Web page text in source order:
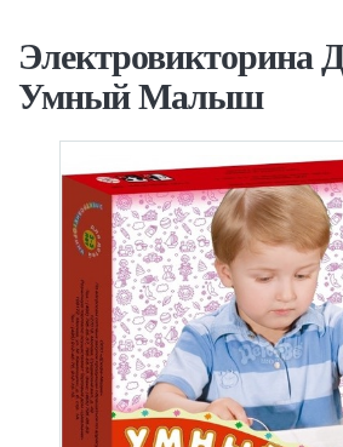
Электровикторина
Умный Малыш